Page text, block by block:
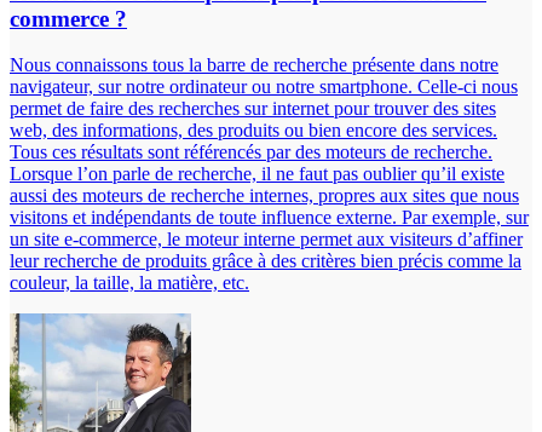
commerce ?
Nous connaissons tous la barre de recherche présente dans notre
navigateur, sur notre ordinateur ou notre smartphone. Celle-ci nous
permet de faire des recherches sur internet pour trouver des sites
web, des informations, des produits ou bien encore des services.
Tous ces résultats sont référencés par des moteurs de recherche.
Lorsque l’on parle de recherche, il ne faut pas oublier qu’il existe
aussi des moteurs de recherche internes, propres aux sites que nous
visitons et indépendants de toute influence externe. Par exemple, sur
un site e-commerce, le moteur interne permet aux visiteurs d’affiner
leur recherche de produits grâce à des critères bien précis comme la
couleur, la taille, la matière, etc.